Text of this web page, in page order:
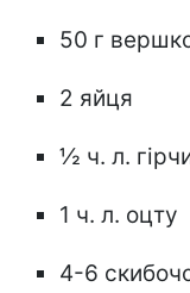
50 г
2 яйця
½ ч. л.
1 ч. л. оцту
4-6